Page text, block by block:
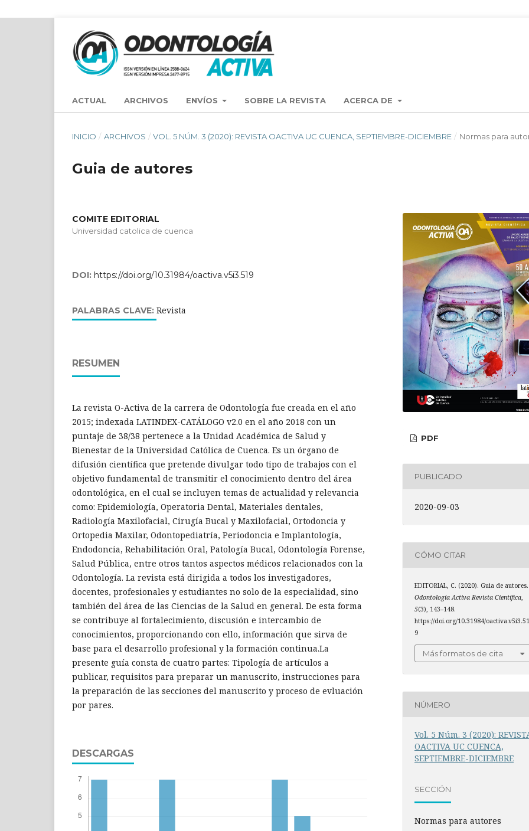
ACTUAL ARCHIVOS ENVÍOS SOBRE LA REVISTA ACERCA DE
INICIO / ARCHIVOS / VOL. 5 NÚM. 3 (2020): REVISTA OACTIVA UC CUENCA, SEPTIEMBRE-DICIEMBRE / Normas para
Guia de autores
COMITE EDITORIAL
Universidad catolica de cuenca
DOI: https://doi.org/10.31984/oactiva.v5i3.519
PALABRAS CLAVE: Revista
RESUMEN
La revista O-Activa de la carrera de Odontología fue creada en el año
2015; indexada LATINDEX-CATÁLOGO v2.0 en el año 2018 con un
puntaje de 38/38 pertenece a la Unidad Académica de Salud y
Bienestar de la Universidad Católica de Cuenca. Es un órgano de
difusión científica que pretende divulgar todo tipo de trabajos con el
objetivo fundamental de transmitir el conocimiento dentro del área
odontológica, en el cual se incluyen temas de actualidad y relevancia
como: Epidemiología, Operatoria Dental, Materiales dentales,
Radiología Maxilofacial, Cirugía Bucal y Maxilofacial, Ortodoncia y
Ortopedia Maxilar, Odontopediatría, Periodoncia e Implantología,
Endodoncia, Rehabilitación Oral, Patología Bucal, Odontología Forense,
Salud Pública, entre otros tantos aspectos médicos relacionados con la
Odontología. La revista está dirigida a todos los investigadores,
docentes, profesionales y estudiantes no solo de la especialidad, sino
también del área de las Ciencias de la Salud en general. De esta forma
se contribuye al fortalecimiento, discusión e intercambio de
conocimientos, proporcionando con ello, información que sirva de
base para el desarrollo profesional y la formación continua.La
presente guía consta de cuatro partes: Tipología de artículos a
publicar, requisitos para preparar un manuscrito, instrucciones para
la preparación de las secciones del manuscrito y proceso de evluación
por pares.
DESCARGAS
PDF
PUBLICADO
2020-09-03
CÓMO CITAR
EDITORIAL, C. (2020). Guia de autores.
Odontología Activa Revista Científica
5(3), 143–148.
https://doi.org/10.31984/
9
Más formatos de cita
NÚMERO
Vol. 5 Núm. 3 (2020):
OACTIVA UC CUENCA,
SEPTIEMBRE-DICIEMBRE
SECCIÓN
Normas para autores